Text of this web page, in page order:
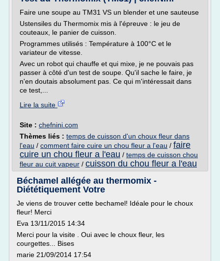
Faire une soupe au TM31 VS un blender et une sauteuse
Ustensiles du Thermomix mis à l'épreuve : le jeu de
couteaux, le panier de cuisson.
Programmes utilisés : Température à 100°C et le
variateur de vitesse.
Avec un robot qui chauffe et qui mixe, je ne pouvais pas
passer à côté d'un test de soupe. Qu'il sache le faire, je
n'en doutais absolument pas. Ce qui m'intéressait dans
ce test,...
Lire la suite
Site : chefnini.com
Thèmes liés : temps de cuisson d'un choux fleur dans
l'eau / comment faire cuire un chou fleur a l'eau / faire
cuire un chou fleur a l'eau / temps de cuisson chou
fleur au cuit vapeur / cuisson du chou fleur a l'eau
Béchamel allégée au thermomix -
Diététiquement Votre
Je viens de trouver cette bechamel! Idéale pour le choux
fleur! Merci
Eva 13/11/2015 14:34
Merci pour la visite . Oui avec le choux fleur, les
courgettes... Bises
marie 21/09/2014 17:54